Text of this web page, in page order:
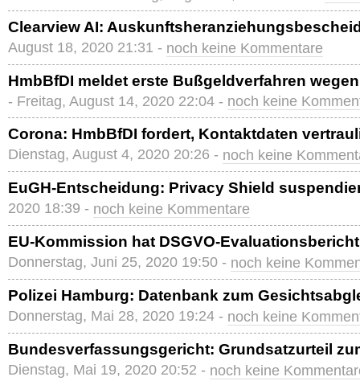
Clearview AI:
August 18, 2020 21:31 - noch keine Kommentare
HmbBfDI meldet erste Bußgeldverfahren
- Freitag, August 14, 2020 22:04 - noch keine
Corona: HmbBfDI fordert, Kontaktdaten
Dienstag, August 4, 2020 20:26 - noch keine
EuGH-Entscheidung: Privacy Shield
2020 18:39 - noch keine Kommentare
EU-Kommission hat DSGVO-
Donnerstag, Juni 25, 2020 19:50 - noch keine
Polizei Hamburg: Datenbank zum
Donnerstag, Mai 28, 2020 19:24 - noch keine
Bundesverfassungsgericht: Grundsatzurteil
Dienstag, Mai 19, 2020 20:52 - noch keine